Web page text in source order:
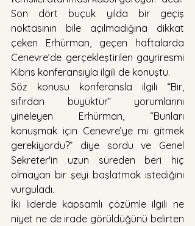
Son dört buçuk yılda bir geçiş
noktasının bile açılmadığına dikkat
çeken Erhürman, geçen haftalarda
Cenevre’de gerçekleştirilen gayriresmi
Kıbrıs konferansıyla ilgili de konuştu.
Söz konusu konferansla ilgili “Bir,
sıfırdan büyüktür” yorumlarını
yineleyen Erhürman, “Bunları
konuşmak için Cenevre’ye mi gitmek
gerekiyordu?” diye sordu ve Genel
Sekreter'in uzun süreden beri hiç
olmayan bir şeyi başlatmak istediğini
vurguladı.
İki liderde kapsamlı çözümle ilgili ne
niyet ne de irade görüldüğünü belirten